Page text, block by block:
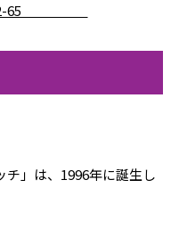
65
チ」は、1996年に誕生し